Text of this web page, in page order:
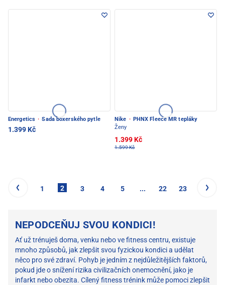
Energetics · Sada boxerského pytle
1.399 Kč
Nike · PHNX Fleece MR tepláky
Ženy
1.399 Kč
1.599 Kč
1 2 3 4 5 ... 22 23
NEPODCEŇUJ SVOU KONDICI!
Ať už trénuješ doma, venku nebo ve fitness centru, existuje
mnoho způsobů, jak zlepšit svou fyzickou kondici a udělat
něco pro své zdraví. Pohyb je jedním z nejdůležitějších faktorů,
pokud jde o snížení rizika civilizačních onemocnění, jako je
infarkt nebo obezita. Cílený fitness trénink může pomoci zlepšit